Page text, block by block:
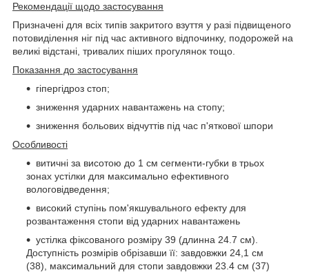
Рекомендації щодо застосування
Призначені для всіх типів закритого взуття у разі підвищеного
потовиділення ніг під час активного відпочинку, подорожей на
великі відстані, тривалих піших прогулянок тощо.
Показання до застосування
гіпергідроз стоп;
зниження ударних навантажень на стопу;
зниження больових відчуттів під час п'яткової шпори
Особливості
витичні за висотою до 1 см сегменти-губки в трьох
зонах устілки для максимально ефективного
вологовідведення;
високий ступінь пом'якшувального ефекту для
розвантаження стопи від ударних навантажень
устілка фіксованого розміру 39 (длинна 24.7 см).
Доступність розмірів обрізавши її: завдовжки 24,1 см
(38), максимальний для стопи завдовжки 23.4 см (37)